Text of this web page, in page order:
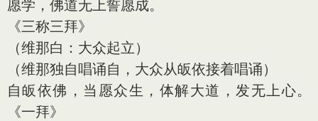
愿学，佛道无上誓愿成。
《三称三拜》
（维那白：大众起立）
（维那独自唱诵自，大众从皈依接着唱诵）
自皈依佛，当愿众生，体解大道，发无上心。
《一拜》